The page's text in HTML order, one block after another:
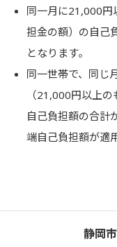
同一月に21,000円
担金の額）の自己
となります。
同一世帯で、同じ
（21,000円以上
自己負担額の合計
端自己負担額が適
静岡